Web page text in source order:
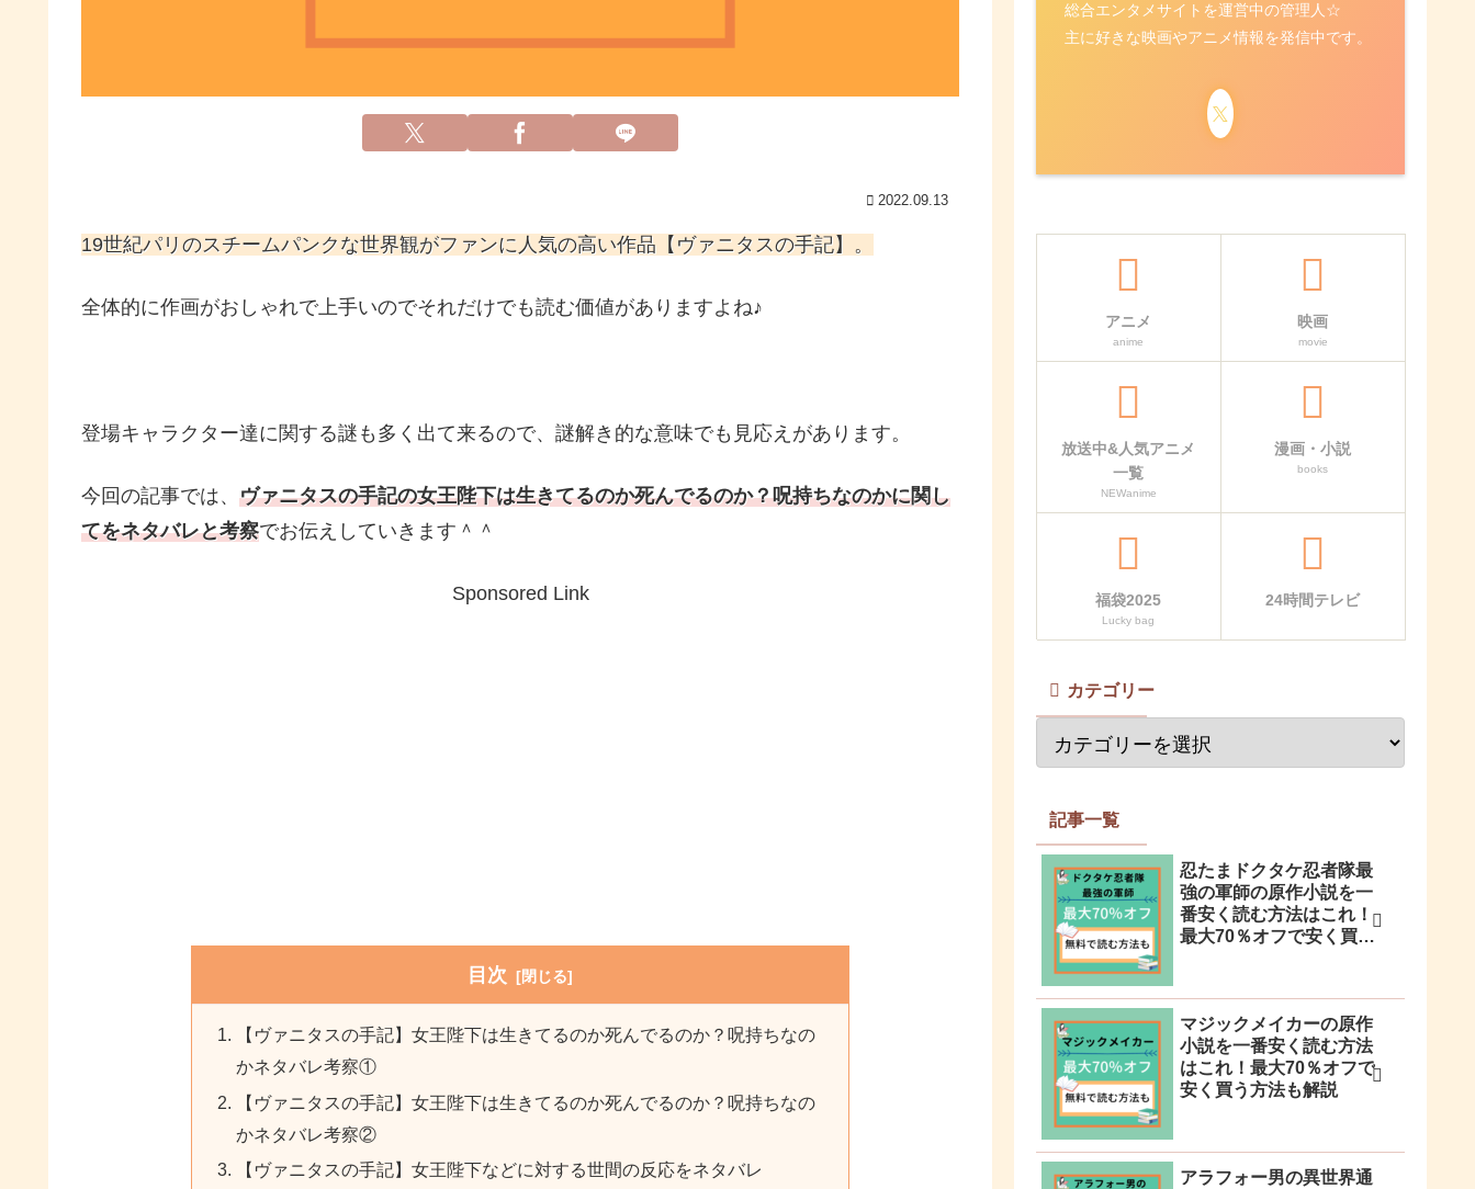
2022.09.13
19世紀パリのスチームパンクな世界観がファンに人気の高い作品【ヴァニタスの手記】。
全体的に作画がおしゃれで上手いのでそれだけでも読む価値がありますよね♪
登場キャラクター達に関する謎も多く出て来るので、謎解き的な意味でも見応えがあります。
今回の記事では、 ヴァニタスの手記の女王陛下は生きてるのか死んでるのか？呪持ちなのかに関し
てをネタバレと考察でお伝えしていきます＾＾
Sponsored Link
目次
【ヴァニタスの手記】女王陛下は生きてるのか死んでるのか？呪持ちなの
かネタバレ考察①
【ヴァニタスの手記】女王陛下は生きてるのか死んでるのか？呪持ちなの
かネタバレ考察②
【ヴァニタスの手記】女王陛下などに対する世間の反応をネタバレ
総合エンタメサイトを運営中の管理人☆
主に好きな映画やアニメ情報を発信中です。
アニメ
anime
映画
movie
放送中&人気アニメ
一覧
NEWanime
漫画・小説
books
福袋2025
Lucky bag
24時間テレビ
カテゴリー
記事一覧
忍たまドクタケ忍者隊最
強の軍師の原作小説を一
番安く読む方法はこれ！
最大70％オフで安く買う
マジックメイカーの原作
小説を一番安く読む方法
はこれ！最大70％オフで
安く買う方法も解説
アラフォー男の異世界通